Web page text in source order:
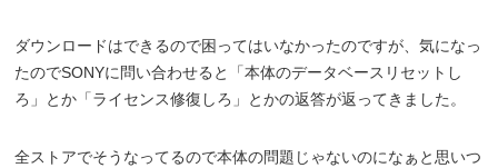
ダウンロードはできるので困ってはいなかったのですが、気になっ
たのでSONYに問い合わせると「本体のデータベースリセットし
ろ」とか「ライセンス修復しろ」とかの返答が返ってきました。
全ストアでそうなってるので本体の問題じゃないのになぁと思いつ